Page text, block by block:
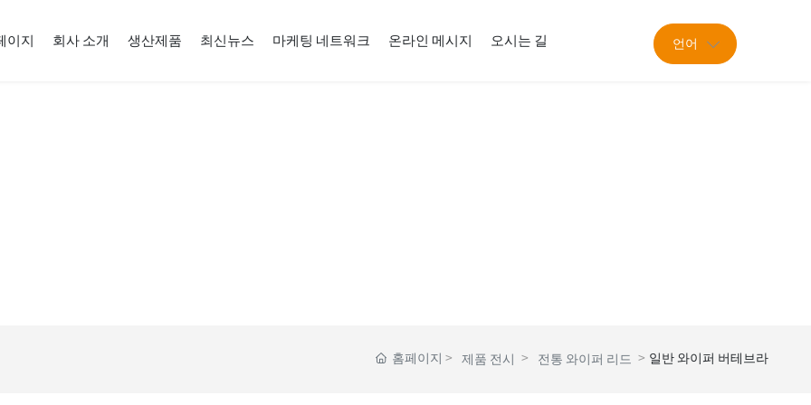
이지 회사 소개 생산제품 최신뉴스 마케팅 네트워크 온라인 메시지 오시는 길 언어
홈페이지 제품 전시 전통 와이퍼 리드 일반 와이퍼 버테브라